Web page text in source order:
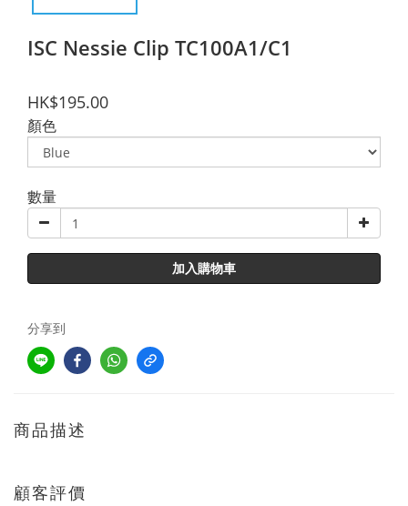
ISC Nessie Clip TC100A1/C1
HK$195.00
顏色
數量
加入購物車
分享到
商品描述
顧客評價